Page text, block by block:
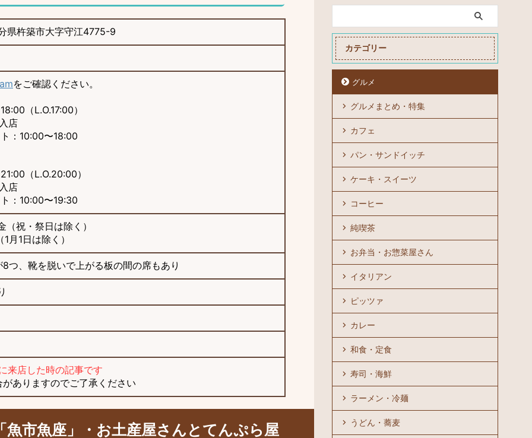
県杵築市大字守江4775-9
をご確認ください。
（L.O.17:00）
店
：10:00〜18:00
（L.O.20:00）
店
：10:00〜19:30
祝・祭日は除く）
月1日は除く）
つ、靴を脱いで上がる板の間の席もあり
来店した時の記事です
ありますのでご了承ください
市魚座」・お土産屋さんとてんぷら屋
カテゴリー
グルメ
グルメまとめ・特集
カフェ
パン・サンドイッチ
ケーキ・スイーツ
コーヒー
純喫茶
お弁当・お惣菜屋さん
イタリアン
ピッツァ
カレー
和食・定食
寿司・海鮮
ラーメン・冷麺
うどん・蕎麦